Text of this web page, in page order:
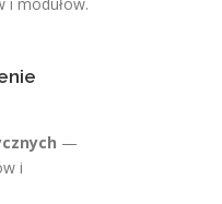
—
i